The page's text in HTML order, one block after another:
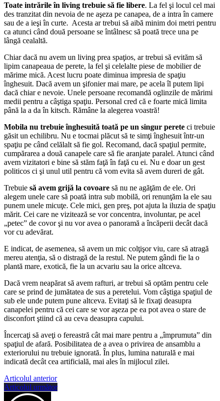
Toate intrările în living trebuie să fie libere. La fel şi locul cel mai
des tranzitat din nevoia de ne aşeza pe canapea, de a intra în camere
sau de a ieşi în curte. Acesta ar trebui să aibă minim doi metri pentru
ca atunci când două persoane se întâlnesc să poată trece una pe
lângă cealaltă.
Chiar dacă nu avem un living prea spaţios, ar trebui să evităm să
lipim canapeaua de perete, la fel şi celelalte piese de mobilier de
mărime mică. Acest lucru poate diminua impresia de spaţiu
înghesuit. Dacă avem un şifonier mai mare, pe acela îl putem lipi
dacă chiar e nevoie. Unele persoane recomandă oglinzile de mărimi
medii pentru a câştiga spaţiu. Personal cred că e foarte mică limita
până la a da în kitsch. Rămâne la alegerea voastră!
Mobila nu trebuie înghesuită toată pe un singur perete ci trebuie
găsit un echilibru. Nu e tocmai plăcut să te simţi înghesuit într-un
spaţiu pe când celălalt să fie gol. Recomand, dacă spaţiul permite,
cumpărarea a două canapele care să fie aranjate paralel. Atunci când
avem vizitatori e bine să stăm faţă în faţă cu ei. Nu e doar un gest
politicos ci şi unul util pentru că vom evita să avem dureri de gât.
Trebuie să avem grijă la covoare să nu ne agăţăm de ele. Ori
alegem unele care să poată intra sub mobilă, ori renunţăm la ele sau
punem unele micuţe. Cele mici, gen preş, pot ajuta la iluzia de spaţiu
mărit. Cei care ne vizitează se vor concentra, involuntar, pe acel
„petec” de covor şi nu vor avea o panoramă a încăperii decât dacă
vor cu adevărat.
E indicat, de asemenea, să avem un mic colţişor viu, care să atragă
mereu atenţia, să o distragă de la restul. Ne putem gândi fie la o
plantă mare, exotică, fie la un acvariu sau la orice altceva.
Dacă vrem neapărat să avem rafturi, ar trebui să optăm pentru cele
care se prind de jumătatea de sus a peretelui. Vom câştiga spaţiul de
sub ele unde putem pune altceva. Evitaţi să le fixaţi deasupra
canapelei pentru că cei care se vor aşeza pe ea pot avea o stare de
disconfort ştiind că au ceva deasupra capului.
Încercaţi să aveţi o fereastră cât mai mare pentru a „împrumuta” din
spaţiul de afară. Posibilitatea de a avea o privirea de ansamblu a
exteriorului nu trebuie ignorată. În plus, lumina naturală e mai
indicată decât cea artificială, mai ales în mijlocul zilei.
Articolul anterior
Articolul următor